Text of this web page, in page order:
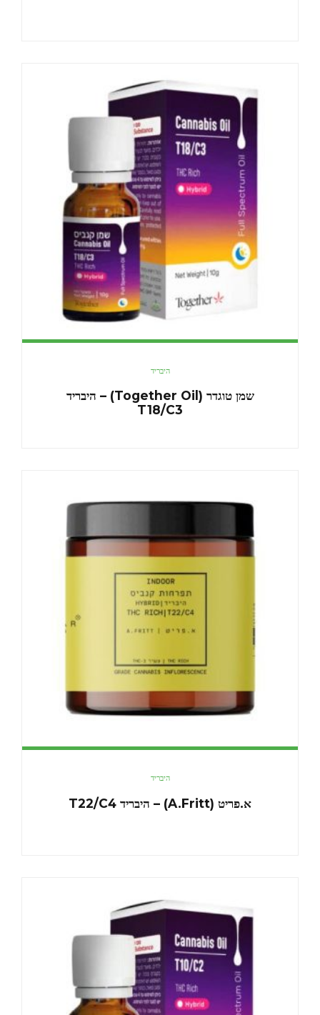
היבריד
שמן טוגדר (Together Oil) – היבריד
T18/C3
היבריד
א.פריט (A.Fritt) – היבריד T22/C4